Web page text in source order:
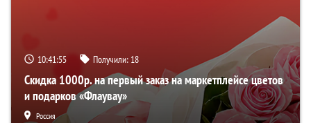
10:41:54 Получили: 18
Скидка 1000р. на первый заказ на маркетплейсе цветов
и подарков «Флаувау»
Россия